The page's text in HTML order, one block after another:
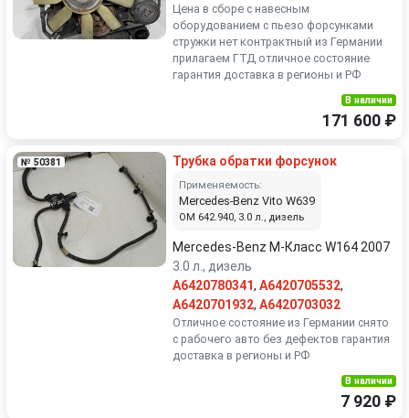
Цена в сборе с навесным
оборудованием с пьезо форсунками
стружки нет контрактный из Германии
прилагаем ГТД отличное состояние
гарантия доставка в регионы и РФ
В наличии
171 600 ₽
№ 50381 Трубка обратки форсунок
Применяемость:
Mercedes-Benz Vito W639
OM 642.940, 3.0 л., дизель
Mercedes-Benz M-Класс W164 2007
3.0 л., дизель
A6420780341, A6420705532,
A6420701932, A6420703032
Отличное состояние из Германии снято
с рабочего авто без дефектов гарантия
доставка в регионы и РФ
В наличии
7 920 ₽